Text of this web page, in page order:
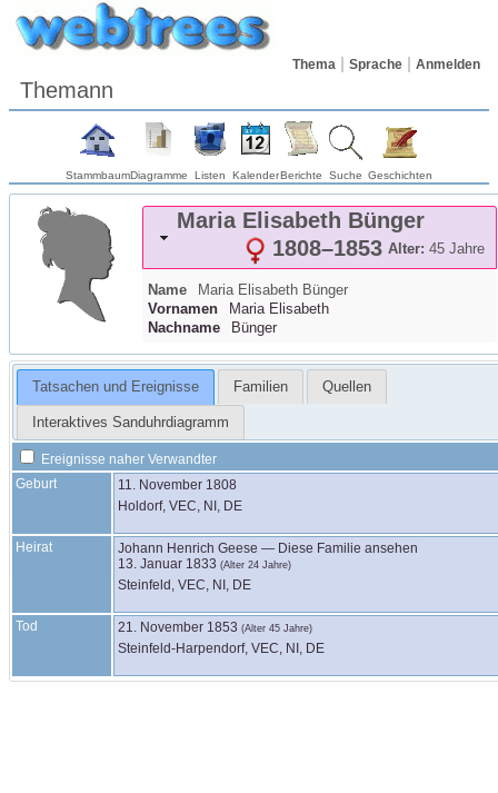
Thema Sprache Anmelden
Themann
StammbaumDiagramme Listen KalenderBerichte Suche Geschichten
Maria Elisabeth Bünger
Alter: 45 Jahre
1808–1853
Name Maria Elisabeth Bünger
Vornamen
Maria Elisabeth
Nachname
Bünger
Tatsachen und Ereignisse Familien Quellen
Interaktives Sanduhrdiagramm
Ereignisse naher Verwandter
Geburt
11. November 1808
Holdorf, VEC, NI, DE
Heirat Johann Henrich Geese — Diese Familie ansehen
13. Januar 1833 (Alter 24 Jahre)
Steinfeld, VEC, NI, DE
Tod 21. November 1853 (Alter 45 Jahre)
Steinfeld-Harpendorf, VEC, NI, DE